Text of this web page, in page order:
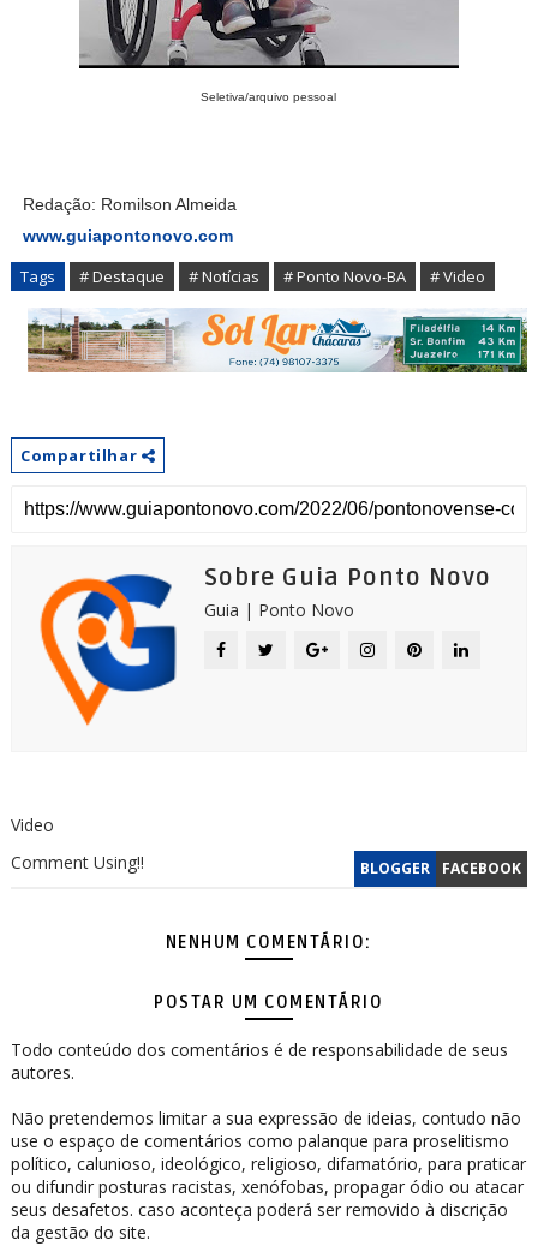
Seletiva/arquivo pessoal
Redação: Romilson Almeida
www.guiapontonovo.com
Tags # Destaque # Notícias # Ponto Novo-BA # Video
Compartilhar
Sobre Guia Ponto Novo
Guia | Ponto Novo
Video
BLOGGER FACEBOOK
Comment Using!!
NENHUM COMENTÁRIO:
POSTAR UM COMENTÁRIO
Todo conteúdo dos comentários é de responsabilidade de seus
autores.
Não pretendemos limitar a sua expressão de ideias, contudo não
use o espaço de comentários como palanque para proselitismo
político, calunioso, ideológico, religioso, difamatório, para praticar
ou difundir posturas racistas, xenófobas, propagar ódio ou atacar
seus desafetos. caso aconteça poderá ser removido à discrição
da gestão do site.